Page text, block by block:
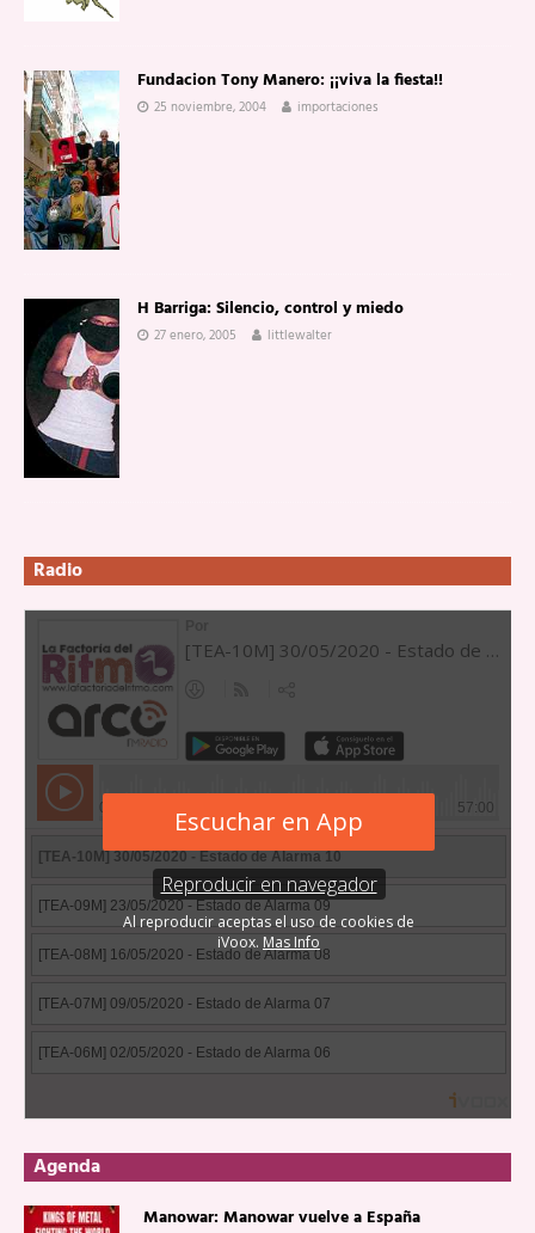
Fundacion Tony Manero: ¡¡viva la fiesta!!
25 noviembre, 2004 importaciones
H Barriga: Silencio, control y miedo
27 enero, 2005 littlewalter
Radio
Agenda
Manowar: Manowar vuelve a España